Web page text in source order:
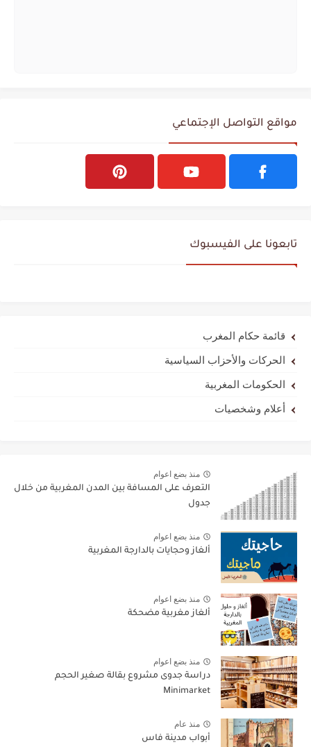
مواقع التواصل الإجتماعي
تابعونا على الفيسبوك
قائمة حكام المغرب
الحركات والأحزاب السياسية
الحكومات المغربية
أعلام وشخصيات
منذ بضع اعوام
التعرف على المسافة بين المدن المغربية من خلال
جدول
منذ بضع اعوام
ألغاز وحجايات بالدارجة المغربية
منذ بضع اعوام
ألغاز مغربية مضحكة
منذ بضع اعوام
دراسة جدوى مشروع بقالة صغير الحجم
Minimarket
منذ عام
أبواب مدينة فاس